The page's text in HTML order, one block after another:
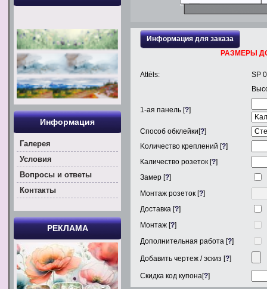
Информация для заказа
РАЗМЕРЫ
Attēls:
SP
1-ая панель [?]
Способ обклейки[?]
Kоличество креплений [?]
Каличество розеток [?]
Замер [?]
Монтаж розеток [?]
Доставка [?]
Монтаж [?]
Дополнительная работа [?]
Добавить чертеж / эскиз [?]
Скидка код купона[?]
Информация
Галерея
Условия
Вoпросы и ответы
Контакты
РЕКЛАМА